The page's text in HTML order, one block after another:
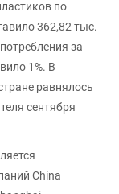
по
362,82 тыс.
за
1%. В
равнялось
сентября
China